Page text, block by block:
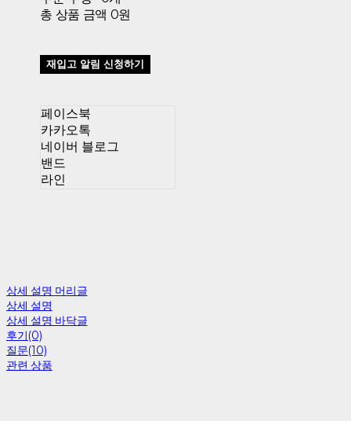
총 상품 금액 0원
재입고 알림 신청하기
페이스북
카카오톡
네이버 블로그
밴드
라인
상세 설명 머리글
상세 설명
상세 설명 바닥글
후기(0)
질문(10)
관련 상품